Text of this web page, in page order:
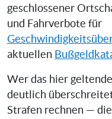
geschlossener
und Fahrverbote für
aktuellen
Wer das hier
deutlich
Strafen rechnen —